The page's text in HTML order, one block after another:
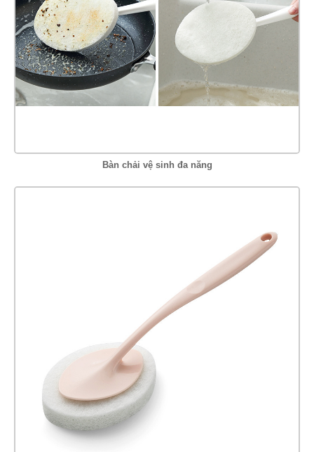
Bàn chải vệ sinh đa năng